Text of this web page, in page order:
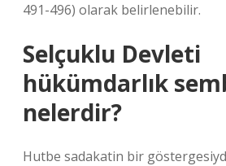
491-496) olarak belirlenebilir.
Selçuklu Devleti
hükümdarlık
nelerdir?
Hutbe sadakatin bir